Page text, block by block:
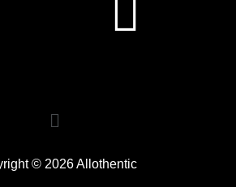
© 2026 Allothentic